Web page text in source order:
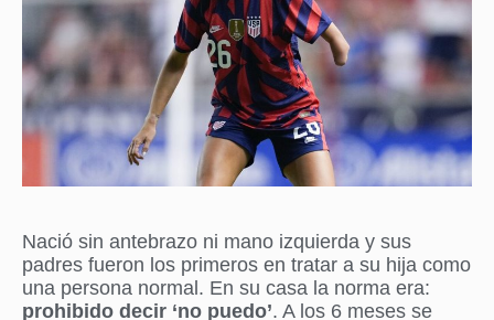
Nació sin antebrazo ni mano izquierda y sus
padres fueron los primeros en tratar a su hija como
una persona normal. En su casa la norma era:
prohibido decir ‘no puedo’. A los 6 meses se